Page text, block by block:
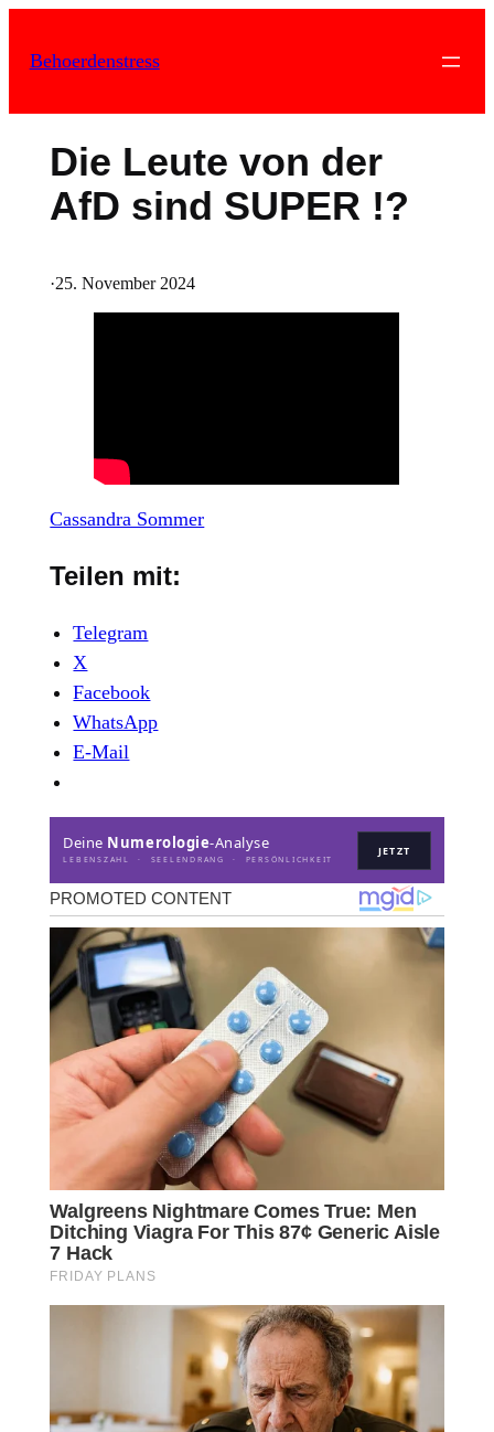
Inhalt
Behoerdenstress
Die Leute von der
AfD sind SUPER !?
·25. November 2024
Cassandra Sommer
Teilen mit:
Telegram
X
Facebook
WhatsApp
E-Mail
Deine Numerologie-Analyse
LEBENSZAHL · SEELENDRANG · PERSÖNLICHKEIT
JETZT